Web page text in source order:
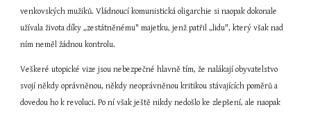
venkovských mužiků. Vládnoucí komunistická oligarchie si naopak dokonale
užívala života díky „zestátněnému" majetku, jenž patřil „lidu", který však nad
ním neměl žádnou kontrolu.
Veškeré utopické vize jsou nebezpečné hlavně tím, že nalákají obyvatelstvo
svojí někdy oprávněnou, někdy neoprávněnou kritikou stávajících poměrů a
dovedou ho k revoluci. Po ní však ještě nikdy nedošlo ke zlepšení, ale naopak